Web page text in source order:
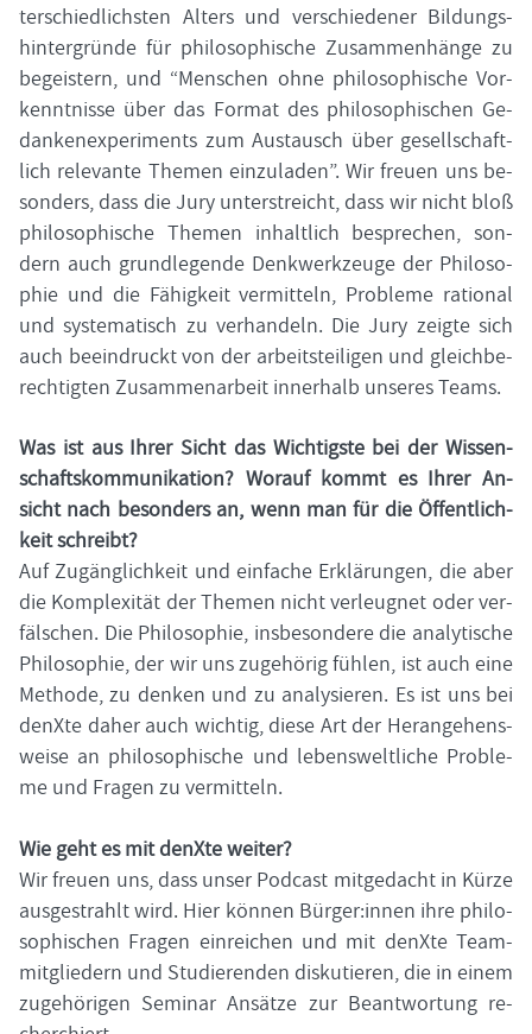
ter­schied­lichs­ten Al­ters und ver­schie­de­ner Bil­dungs­
hin­ter­grün­de für phi­lo­so­phi­sche Zu­sam­men­hän­ge zu
be­geis­tern, und “Men­schen ohne phi­lo­so­phi­sche Vor­
kennt­nis­se über das For­mat des phi­lo­so­phi­schen Ge­
dan­ken­ex­pe­ri­ments zum Aus­tausch über ge­sell­schaft­
lich re­le­van­te The­men ein­zu­la­den”. Wir freu­en uns be­
son­ders, dass die Jury un­ter­streicht, dass wir nicht bloß
phi­lo­so­phi­sche The­men in­halt­lich be­spre­chen, son­
dern auch grund­le­gen­de Denk­werk­zeu­ge der Phi­lo­so­
phie und die Fä­hig­keit ver­mit­teln, Pro­ble­me ra­tio­nal
und sys­te­ma­tisch zu ver­han­deln. Die Jury zeig­te sich
auch be­ein­druckt von der ar­beits­tei­li­gen und gleich­be­
rech­tig­ten Zu­sam­men­ar­beit in­ner­halb un­se­res Teams.
Was ist aus Ihrer Sicht das Wich­tigs­te bei der Wis­sen­
schafts­kom­mu­ni­ka­ti­on? Wor­auf kommt es Ihrer An­
sicht nach be­son­ders an, wenn man für die Öf­fent­lich­
keit schreibt?
Auf Zu­gäng­lich­keit und ein­fa­che Er­klä­run­gen, die aber
die Kom­ple­xi­tät der The­men nicht ver­leug­net oder ver­
fäl­schen. Die Phi­lo­so­phie, ins­be­son­de­re die ana­ly­ti­sche
Phi­lo­so­phie, der wir uns zu­ge­hö­rig füh­len, ist auch eine
Me­tho­de, zu den­ken und zu ana­ly­sie­ren. Es ist uns bei
denX­te daher auch wich­tig, diese Art der Her­an­ge­hens­
wei­se an phi­lo­so­phi­sche und le­bens­welt­li­che Pro­ble­
me und Fra­gen zu ver­mit­teln.
Wie geht es mit denX­te wei­ter?
Wir freu­en uns, dass unser Pod­cast mit­ge­dacht in Kürze
aus­ge­strahlt wird. Hier kön­nen Bür­ger:innen ihre phi­lo­
so­phi­schen Fra­gen ein­rei­chen und mit denX­te Team­
mit­glie­dern und Stu­die­ren­den dis­ku­tie­ren, die in einem
zu­ge­hö­ri­gen Se­mi­nar An­sät­ze zur Be­ant­wor­tung re­